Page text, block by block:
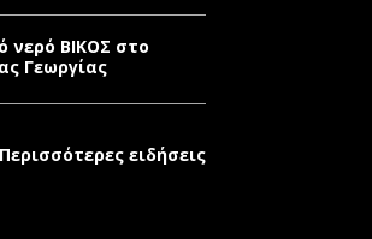
νερό ΒΙΚΟΣ στο
Γεωργίας
Περισσότερες ειδήσεις